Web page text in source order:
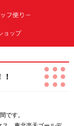
ョップ
です。